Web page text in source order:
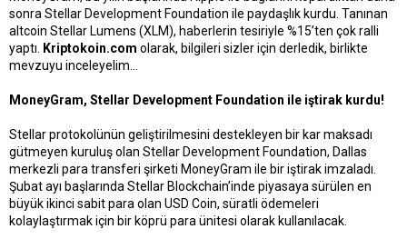
a
t
a
n
a
r
i
h
sonra Stellar Development Foundation ile paydaşlık kurdu. Tanınan
altcoin Stellar Lumens (XLM), haberlerin tesiriyle %15’ten çok ralli
yaptı.
Kriptokoin.com olarak, bilgileri sizler için derledik, birlikte
mevzuyu inceleyelim…
MoneyGram, Stellar Development Foundation ile iştirak kurdu!
Stellar protokolünün geliştirilmesini destekleyen bir kar maksadı
gütmeyen kuruluş olan Stellar Development Foundation, Dallas
merkezli para transferi şirketi MoneyGram ile bir iştirak imzaladı.
Şubat ayı başlarında Stellar Blockchain’inde piyasaya sürülen en
büyük ikinci sabit para olan USD Coin, süratli ödemeleri
kolaylaştırmak için bir köprü para ünitesi olarak kullanılacak.